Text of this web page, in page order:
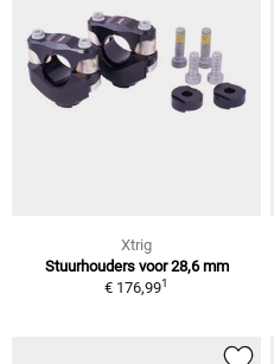
Xtrig
Stuurhouders voor 28,6 mm
€ 176,991